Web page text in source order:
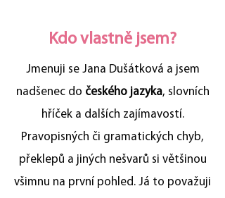
Kdo vlastně jsem?
Jmenuji se Jana Dušátková a jsem
nadšenec do českého jazyka, slovních
hříček a dalších zajímavostí.
Pravopisných či gramatických chyb,
překlepů a jiných nešvarů si většinou
všimnu na první pohled. Já to považuji